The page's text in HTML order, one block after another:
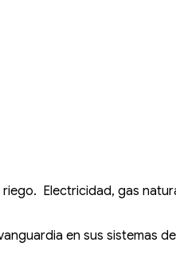
Electricidad, gas
en sus sistemas